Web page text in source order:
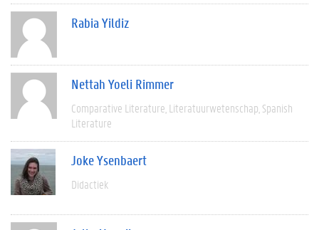
Rabia Yildiz
Nettah Yoeli Rimmer
Comparative Literature Literatuurwetenschap Spanish
Literature
Joke Ysenbaert
Didactiek